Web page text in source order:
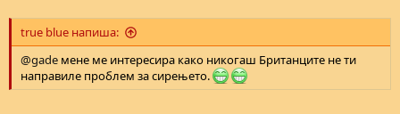
true blue напиша:
@gade мене ме интересира како никогаш Британците не ти
направиле проблем за сирењето.